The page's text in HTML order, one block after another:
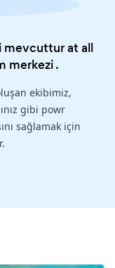
mevcuttur at all
merkezi.
ekibimiz,
gibi powr
sağlamak için